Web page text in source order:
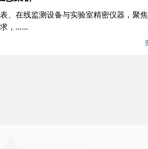
、在线监测设备与实验室精密仪器，聚焦
求，……